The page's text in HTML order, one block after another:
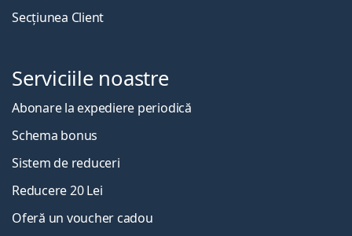
Secțiunea Client
Serviciile noastre
Abonare la expediere periodică
Schema bonus
Sistem de reduceri
Reducere 20 Lei
Oferă un voucher cadou